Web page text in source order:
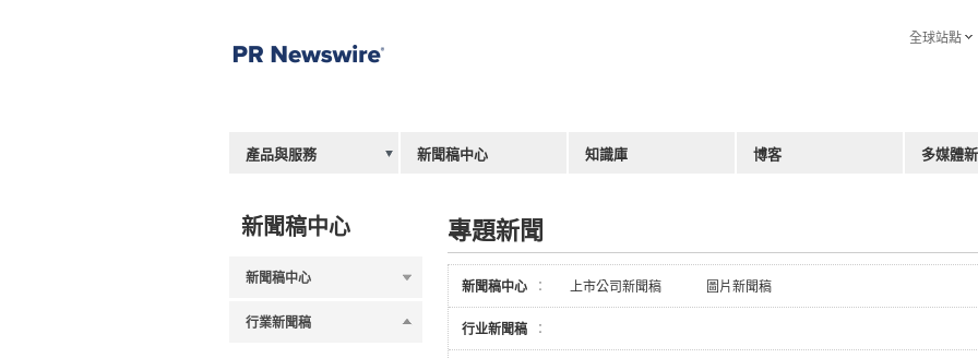
新聞稿中心
新聞稿中心
行業新聞稿
專題新聞
新聞稿中心 ： 上市公司新聞稿 圖片新聞稿
行业新聞稿 ：
全球站點
產品與服務 新聞稿中心 知識庫 博客 多媒體